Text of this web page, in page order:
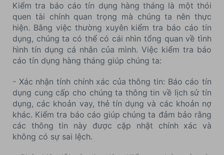
Kiểm tra báo cáo tín dụng hàng tháng là một thói
quen tài chính quan trọng mà chúng ta nên thực
hiện. Bằng việc thường xuyên kiểm tra báo cáo tín
dụng, chúng ta có thể có cái nhìn tổng quan về tình
hình tín dụng cá nhân của mình. Việc kiểm tra báo
cáo tín dụng hàng tháng giúp chúng ta:
- Xác nhận tính chính xác của thông tin: Báo cáo tín
dụng cung cấp cho chúng ta thông tin về lịch sử tín
dụng, các khoản vay, thẻ tín dụng và các khoản nợ
khác. Kiểm tra báo cáo giúp chúng ta đảm bảo rằng
các thông tin này được cập nhật chính xác và
không có sự sai lệch.